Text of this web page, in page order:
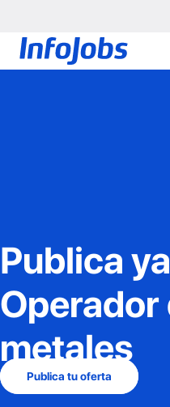
Publica
Operador
metales
Publica tu oferta